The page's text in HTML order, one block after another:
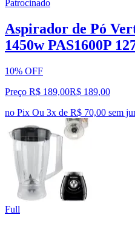
Patrocinado
Aspirador de Pó
1450w PAS1600P
10% OFF
Preço R$ 189,00R$ 189,00
no Pix Ou 3x de R$ 70,00 sem
Full